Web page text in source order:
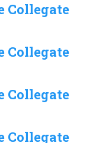
Collegate
Collegate
Collegate
Collegate